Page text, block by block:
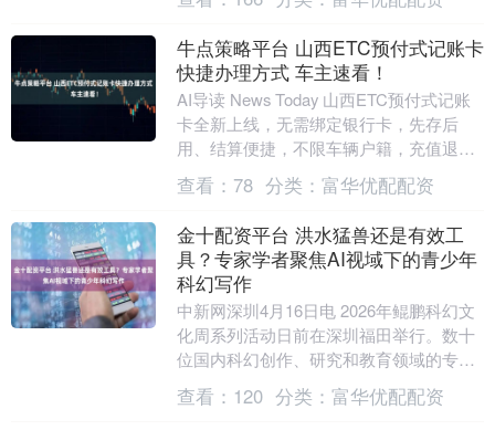
思念难以释怀....
牛点策略平台 山西ETC预付式记账卡
快捷办理方式 车主速看！
AI导读 News Today 山西ETC预付式记账
卡全新上线，无需绑定银行卡，先存后
用、结算便捷，不限车辆户籍，充值退款
灵活，支持线上线下多渠道办理，大幅提
升....
查看： 78 分类： 富华优配配资
金十配资平台 洪水猛兽还是有效工
具？专家学者聚焦AI视域下的青少年
科幻写作
中新网深圳4月16日电 2026年鲲鹏科幻文
化周系列活动日前在深圳福田举行。数十
位国内科幻创作、研究和教育领域的专
家，围绕人工智能时代青少年科幻写作的
机遇与挑战....
查看： 120 分类： 富华优配配资